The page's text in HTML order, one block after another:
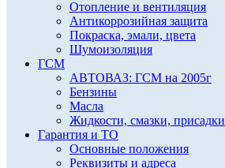
Отопление и вентиляция
Антикоррозийная защита
Покраска, эмали, цвета
Шумоизоляция
ГСМ
АВТОВАЗ: ГСМ на 2005г
Бензины
Масла
Жидкости, смазки, присадки
Гарантия и ТО
Основные положения
Реквизиты и адреса